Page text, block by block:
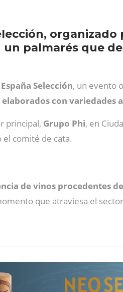
organizado
palmarés que
Selección, un evento
con variedades
principal, Grupo Phi, en
el comité de cata.
de vinos procedentes
que atraviesa el